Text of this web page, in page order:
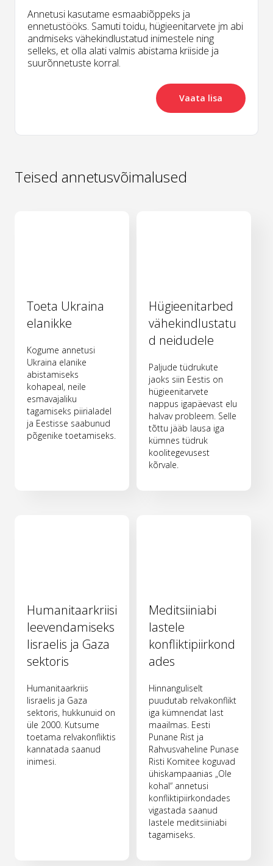
Annetusi kasutame esmaabiõppeks ja
ennetustööks. Samuti toidu, hügieenitarvete jm abi
andmiseks vähekindlustatud inimestele ning
selleks, et olla alati valmis abistama kriiside ja
suurõnnetuste korral.
Vaata lisa
Teised annetusvõimalused
Toeta Ukraina
elanikke
Kogume annetusi
Ukraina elanike
abistamiseks
kohapeal, neile
esmavajaliku
tagamiseks piirialadel
ja Eestisse saabunud
põgenike toetamiseks.
Hügieenitarbed
vähekindlustatu
d neidudele
Paljude tüdrukute
jaoks siin Eestis on
hügieenitarvete
nappus igapäevast elu
halvav probleem. Selle
tõttu jääb lausa iga
kümnes tüdruk
koolitegevusest
kõrvale.
Humanitaarkriisi
leevendamiseks
Iisraelis ja Gaza
sektoris
Humanitaarkriis
Iisraelis ja Gaza
sektoris, hukkunuid on
üle 2000. Kutsume
toetama relvakonfliktis
kannatada saanud
inimesi.
Meditsiiniabi
lastele
konfliktipiirkond
ades
Hinnanguliselt
puudutab relvakonflikt
iga kümnendat last
maailmas. Eesti
Punane Rist ja
Rahvusvaheline Punase
Risti Komitee koguvad
ühiskampaanias „Ole
kohal“ annetusi
konfliktipiirkondades
vigastada saanud
lastele meditsiiniabi
tagamiseks.